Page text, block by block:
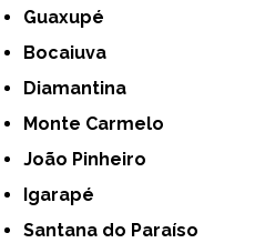
Guaxupé
Bocaiuva
Diamantina
Monte Carmelo
João Pinheiro
Igarapé
Santana do Paraíso